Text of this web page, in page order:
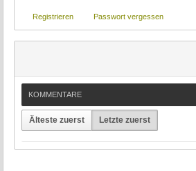
Registrieren Passwort vergessen
KOMMENTARE
Älteste zuerst Letzte zuerst